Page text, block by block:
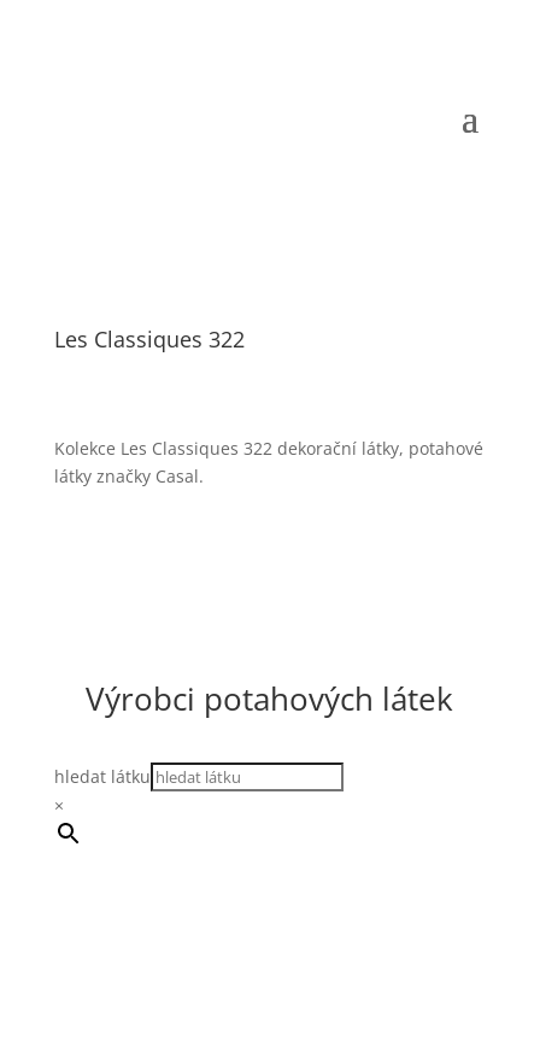
Les Classiques 322
Kolekce Les Classiques 322 dekorační látky, potahové
látky značky Casal.
Výrobci potahových látek
hledat látku
×